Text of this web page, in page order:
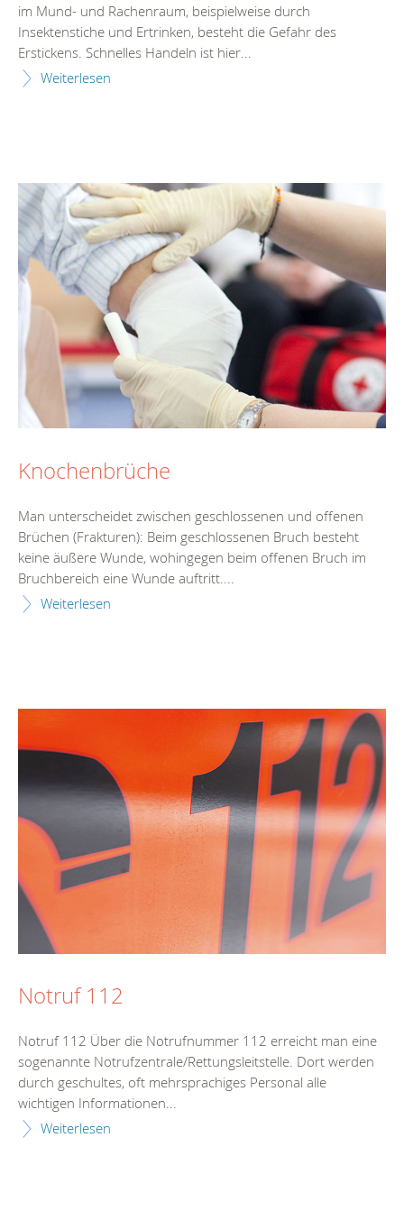
im Mund- und Rachenraum, beispielweise durch
Insektenstiche und Ertrinken, besteht die Gefahr des
Erstickens. Schnelles Handeln ist hier...
Weiterlesen
Knochenbrüche
Man unterscheidet zwischen geschlossenen und offenen
Brüchen (Frakturen): Beim geschlossenen Bruch besteht
keine äußere Wunde, wohingegen beim offenen Bruch im
Bruchbereich eine Wunde auftritt....
Weiterlesen
Notruf 112
Notruf 112 Über die Notrufnummer 112 erreicht man eine
sogenannte Notrufzentrale/Rettungsleitstelle. Dort werden
durch geschultes, oft mehrsprachiges Personal alle
wichtigen Informationen...
Weiterlesen